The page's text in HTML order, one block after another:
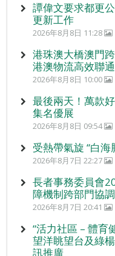
譚偉文要求都更
更新工作
2026年8月8日 11:28
港珠澳大橋澳門
港澳物流高效聯通
2026年8月8日 10:00
最後兩天！萬款
集名優展
2026年8月8日 09:54
受熱帶氣旋 “白
2026年8月7日 22:27
長者事務委員會
障機制跨部門協
2026年8月7日 20:41
“活力社區 – 體育
望洋眺望台及綠
訊推廣